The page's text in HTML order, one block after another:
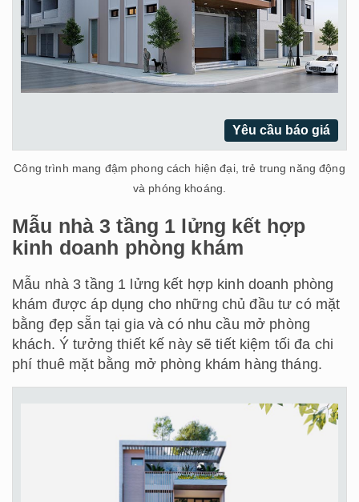
Yêu cầu báo giá
Công trình mang đậm phong cách hiện đại, trẻ trung năng động
và phóng khoáng.
Mẫu nhà 3 tầng 1 lửng kết hợp
kinh doanh phòng khám
Mẫu nhà 3 tầng 1 lửng kết hợp kinh doanh phòng
khám được áp dụng cho những chủ đầu tư có mặt
bằng đẹp sẵn tại gia và có nhu cầu mở phòng
khách. Ý tưởng thiết kế này sẽ tiết kiệm tối đa chi
phí thuê mặt bằng mở phòng khám hàng tháng.